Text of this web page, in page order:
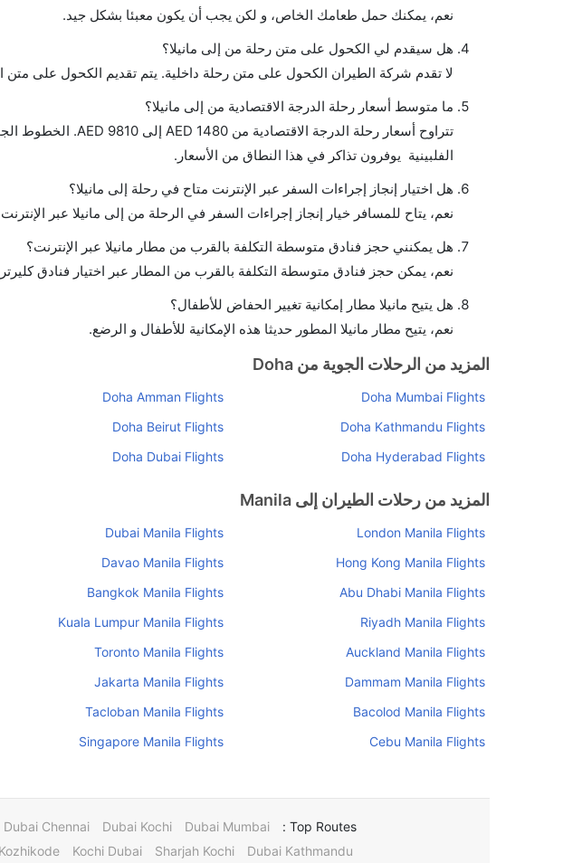
نعم، يمكنك حمل طعامك الخاص، و لكن يجب أن يكون معبئا بشكل جيد.
هل سيقدم لي الكحول على متن رحلة من إلى مانيلا؟
لا تقدم شركة الطيران الكحول على متن رحلة داخلية. يتم تقديم الكحول على متن
ما متوسط أسعار رحلة الدرجة الاقتصادية من إلى مانيلا؟
الفلبينية يوفرون تذاكر في هذا النطاق من الأسعار.
هل اختيار إنجاز إجراءات السفر عبر الإنترنت متاح في رحلة إلى مانيلا؟
نعم، يتاح للمسافر خيار إنجاز إجراءات السفر في الرحلة من إلى مانيلا عبر
هل يمكنني حجز فنادق متوسطة التكلفة بالقرب من مطار مانيلا عبر الإنترنت؟
نعم، يمكن حجز فنادق متوسطة التكلفة بالقرب من المطار عبر اختيار فنادق
هل يتيح مانيلا مطار إمكانية تغيير الحفاض للأطفال؟
نعم، يتيح مطار مانيلا المطور حديثا هذه الإمكانية للأطفال و الرضع.
المزيد من الرحلات الجوية من Doha
Doha Mumbai Flights
Doha Amman Flights
Doha Kathmandu Flights
Doha Beirut Flights
Doha Hyderabad Flights
Doha Dubai Flights
المزيد من رحلات الطيران إلى Manila
London Manila Flights
Dubai Manila Flights
Hong Kong Manila Flights
Davao Manila Flights
Abu Dhabi Manila Flights
Bangkok Manila Flights
Riyadh Manila Flights
Kuala Lumpur Manila Flights
Auckland Manila Flights
Toronto Manila Flights
Dammam Manila Flights
Jakarta Manila Flights
Bacolod Manila Flights
Tacloban Manila Flights
Cebu Manila Flights
Singapore Manila Flights
Top Routes :
Dubai Mumbai
Dubai Kochi
Dubai Chennai
Dubai Kathmandu
Sharjah Kochi
Kochi Dubai